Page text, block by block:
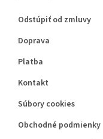
Odstúpiť od zmluvy
Doprava
Platba
Kontakt
Súbory cookies
Obchodné podmienky